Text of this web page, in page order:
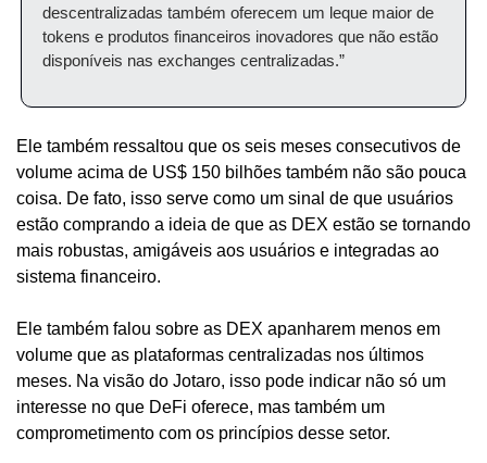
descentralizadas também oferecem um leque maior de
tokens e produtos financeiros inovadores que não estão
disponíveis nas exchanges centralizadas.”
Ele também ressaltou que os seis meses consecutivos de
volume acima de US$ 150 bilhões também não são pouca
coisa. De fato, isso serve como um sinal de que usuários
estão comprando a ideia de que as DEX estão se tornando
mais robustas, amigáveis aos usuários e integradas ao
sistema financeiro.
Ele também falou sobre as DEX apanharem menos em
volume que as plataformas centralizadas nos últimos
meses. Na visão do Jotaro, isso pode indicar não só um
interesse no que DeFi oferece, mas também um
comprometimento com os princípios desse setor.